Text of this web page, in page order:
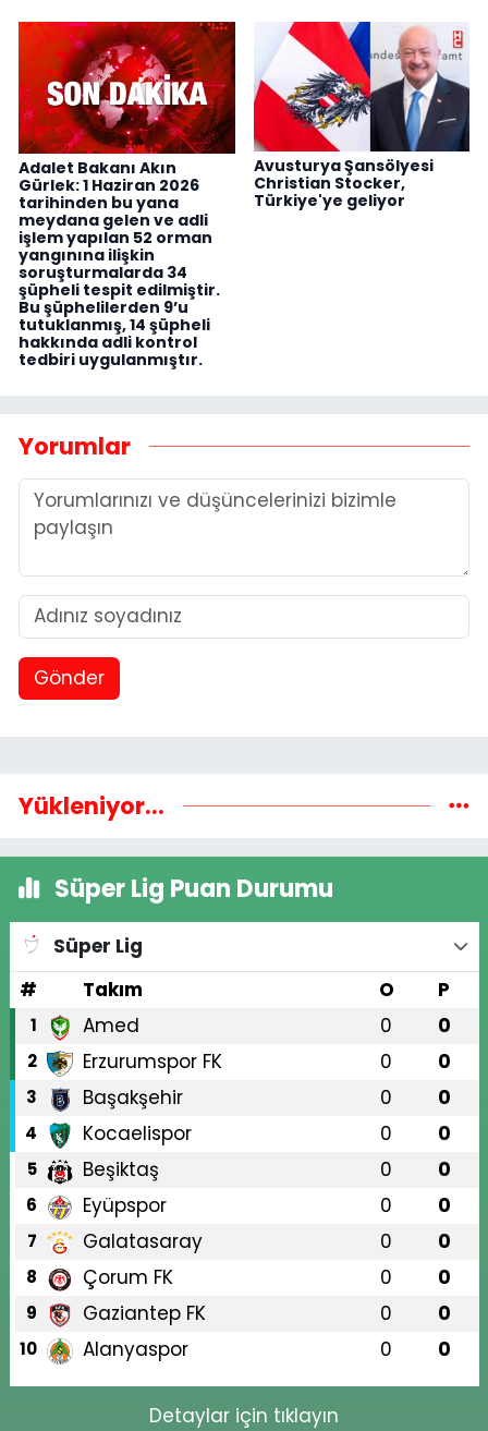
Adalet Bakanı Akın
Gürlek: 1 Haziran 2026
tarihinden bu yana
meydana gelen ve adli
işlem yapılan 52 orman
yangınına ilişkin
soruşturmalarda 34
şüpheli tespit edilmiştir.
Bu şüphelilerden 9’u
tutuklanmış, 14 şüpheli
hakkında adli kontrol
tedbiri uygulanmıştır.
Avusturya Şansölyesi
Christian Stocker,
Türkiye'ye geliyor
Yorumlar
Gönder
Yükleniyor...
Süper Lig Puan Durumu
Süper Lig
#
Takım O P
1 Amed 0 0
2 Erzurumspor FK 0 0
3 Başakşehir 0 0
4 Kocaelispor 0 0
5 Beşiktaş 0 0
6 Eyüpspor 0 0
7 Galatasaray 0 0
8 Çorum FK 0 0
9 Gaziantep FK 0 0
10 Alanyaspor 0 0
Detaylar için tıklayın